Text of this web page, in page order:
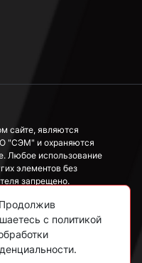
сайте, являются
"СЭМ" и охраняются
Любое использование
элементов без
запрещено.
исключительно
как
437 ГК РФ.
с политикой